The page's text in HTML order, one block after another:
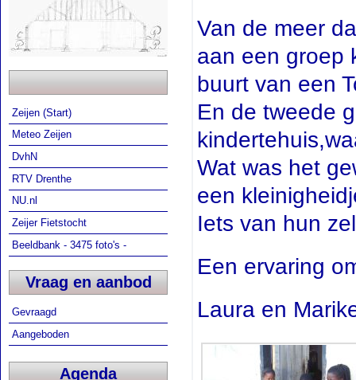
Zeijen (Start)
Meteo Zeijen
DvhN
RTV Drenthe
NU.nl
Zeijer Fietstocht
Beeldbank - 3475 foto's -
Vraag en aanbod
Gevraagd
Aangeboden
Agenda
Van de meer
aan een groep
buurt van een
En de tweede
Wat was het
een
Iets van hun
Een ervaring
Laura en